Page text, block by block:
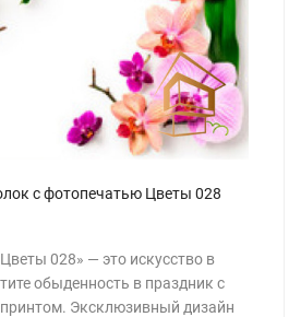
с фотопечатью Цветы 028
028» — это искусство в
обыденность в праздник с
Эксклюзивный дизайн